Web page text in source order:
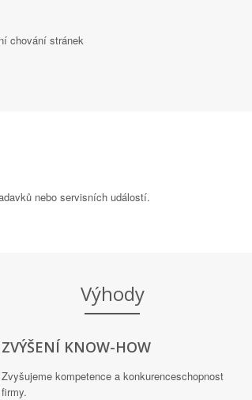
chování stránek
nebo servisních událostí.
Výhody
ZVÝŠENÍ KNOW-HOW
Zvyšujeme kompetence a konkurenceschopnost
firmy.